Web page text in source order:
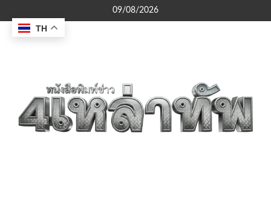
to
content
09/08/2026
TH